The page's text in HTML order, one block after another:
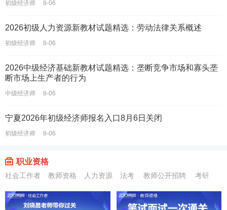
初级经济师 8-06
2026初级人力资源新教材试题精选：劳动法律关系概述
初级经济师 8-06
2026中级经济基础新教材试题精选：垄断竞争市场和寡头垄
断市场上生产者的行为
中级经济师 8-06
宁夏2026年初级经济师报名入口8月6日关闭
初级经济师 8-06
职业资格
社会工作者 教师资格 人力资源 法考 教师公开招聘 考研